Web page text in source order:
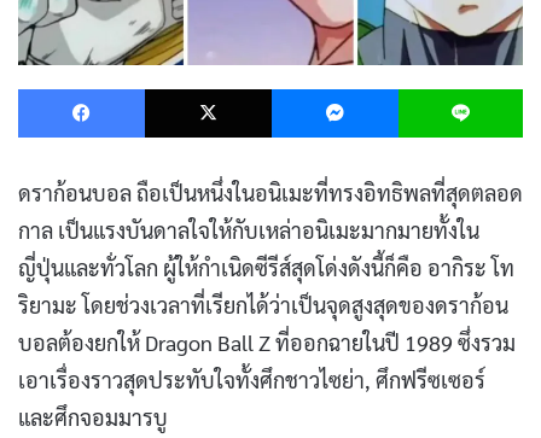
Facebook X Messenger
ดราก้อนบอล ถือเป็นหนึ่งในอนิเมะที่ทรงอิทธิพลที่สุดตลอด
กาล เป็นแรงบันดาลใจให้กับเหล่าอนิเมะมากมายทั้งใน
ญี่ปุ่นและทั่วโลก ผู้ให้กำเนิดซีรีส์สุดโด่งดังนี้ก็คือ อากิระ โท
ริยามะ โดยช่วงเวลาที่เรียกได้ว่าเป็นจุดสูงสุดของดราก้อน
บอลต้องยกให้ Dragon Ball Z ที่ออกฉายในปี 1989 ซึ่งรวม
เอาเรื่องราวสุดประทับใจทั้งศึกชาวไซย่า, ศึกฟรีซเซอร์
และศึกจอมมารบู